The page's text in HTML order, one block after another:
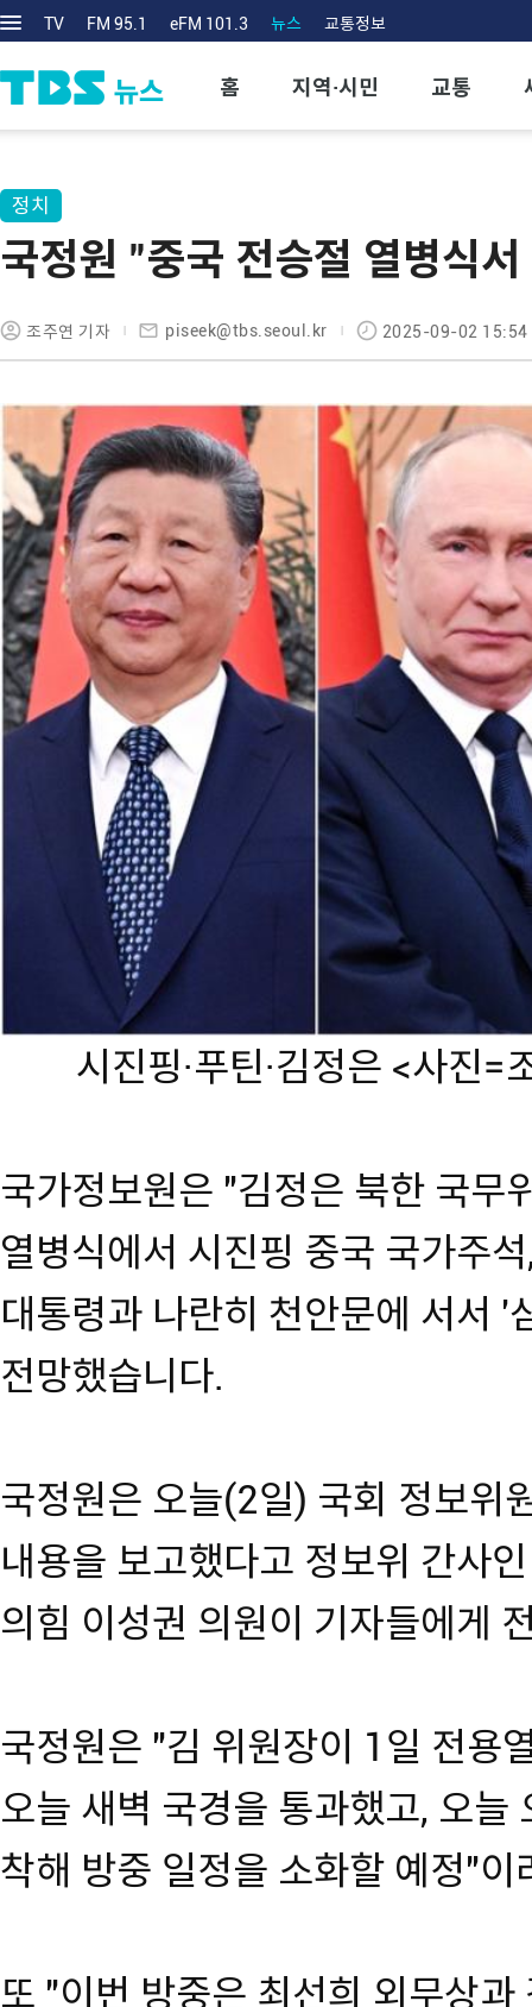
TV FM 95.1 eFM 101.3 뉴스 교통정보
홈 지역·시민 교통
정치
국정원 "중국 전승절 열병식
조주연 기자 piseek@tbs.seoul.kr 2025-09-02 15:54
시진핑·푸틴·김정은 <사진
국가정보원은 "김정은 북한 국무
열병식에서 시진핑 중국 국가주
대통령과 나란히 천안문에 서서 '
전망했습니다.
국정원은 오늘(2일) 국회 정보위
내용을 보고했다고 정보위 간사
의힘 이성권 의원이 기자들에게
국정원은 "김 위원장이 1일 전용
오늘 새벽 국경을 통과했고, 오늘
착해 방중 일정을 소화할 예정"이
또 "이번 방중은 최선희 외무상